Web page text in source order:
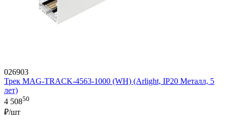
026903
Трек MAG-TRACK-4563-1000 (WH) (Arlight, IP20 Металл, 5
лет)
4 50850
₽/шт